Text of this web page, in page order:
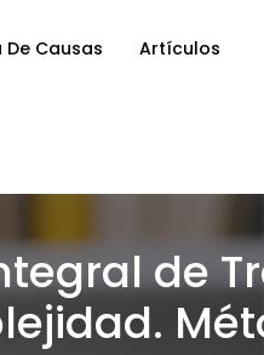
Causas Artículos
de